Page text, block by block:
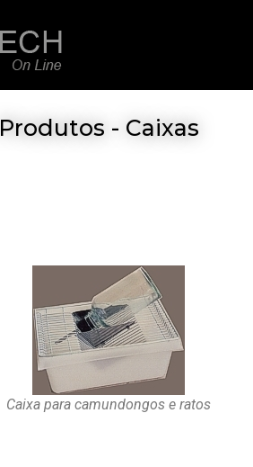
Produtos - Caixas
Caixa para camundongos e ratos